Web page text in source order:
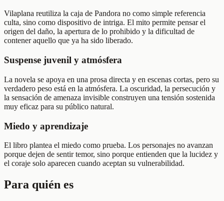
Vilaplana reutiliza la caja de Pandora no como simple referencia
culta, sino como dispositivo de intriga. El mito permite pensar el
origen del daño, la apertura de lo prohibido y la dificultad de
contener aquello que ya ha sido liberado.
Suspense juvenil y atmósfera
La novela se apoya en una prosa directa y en escenas cortas, pero su
verdadero peso está en la atmósfera. La oscuridad, la persecución y
la sensación de amenaza invisible construyen una tensión sostenida
muy eficaz para su público natural.
Miedo y aprendizaje
El libro plantea el miedo como prueba. Los personajes no avanzan
porque dejen de sentir temor, sino porque entienden que la lucidez y
el coraje solo aparecen cuando aceptan su vulnerabilidad.
Para quién es